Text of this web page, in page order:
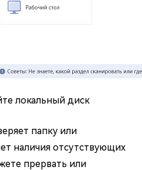
локальный диск
папку или
наличия отсутствующих
прервать или